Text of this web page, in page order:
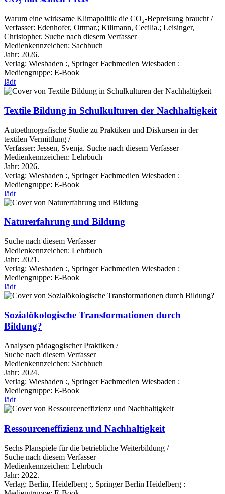
Warum eine wirksame Klimapolitik die CO₂-Bepreisung braucht /
Verfasser: Edenhofer, Ottmar.; Kilimann, Cecilia.; Leisinger,
Christopher. Suche nach diesem Verfasser
Medienkennzeichen: Sachbuch
Jahr: 2026.
Verlag: Wiesbaden :, Springer Fachmedien Wiesbaden :
Mediengruppe: E-Book
lädt
Textile Bildung in Schulkulturen der Nachhaltigkeit
Autoethnografische Studie zu Praktiken und Diskursen in der
textilen Vermittlung /
Verfasser: Jessen, Svenja. Suche nach diesem Verfasser
Medienkennzeichen: Lehrbuch
Jahr: 2026.
Verlag: Wiesbaden :, Springer Fachmedien Wiesbaden :
Mediengruppe: E-Book
lädt
Naturerfahrung und Bildung
Suche nach diesem Verfasser
Medienkennzeichen: Lehrbuch
Jahr: 2021.
Verlag: Wiesbaden :, Springer Fachmedien Wiesbaden :
Mediengruppe: E-Book
lädt
Sozialökologische Transformationen durch
Bildung?
Analysen pädagogischer Praktiken /
Suche nach diesem Verfasser
Medienkennzeichen: Sachbuch
Jahr: 2024.
Verlag: Wiesbaden :, Springer Fachmedien Wiesbaden :
Mediengruppe: E-Book
lädt
Ressourceneffizienz und Nachhaltigkeit
Sechs Planspiele für die betriebliche Weiterbildung /
Suche nach diesem Verfasser
Medienkennzeichen: Lehrbuch
Jahr: 2022.
Verlag: Berlin, Heidelberg :, Springer Berlin Heidelberg :